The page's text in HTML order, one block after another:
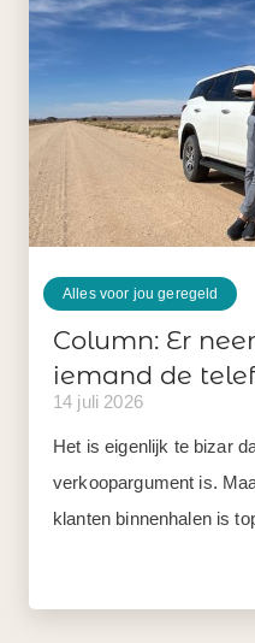
Alles voor jou geregeld
Column: Er
iemand de
14 juli 2026
Het is eigenlijk te bizar
verkoopargument is.
klanten binnenhalen is